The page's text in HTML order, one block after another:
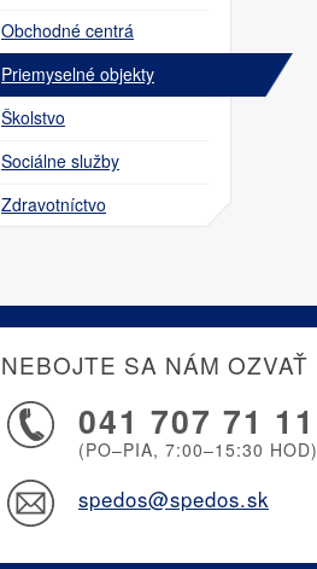
Obchodné centrá
Priemyselné objekty
Školstvo
Sociálne služby
Zdravotníctvo
NEBOJTE SA NÁM OZVAŤ
041 707 71 11
(PO–PIA, 7:00–15:30 HOD)
spedos@spedos.sk